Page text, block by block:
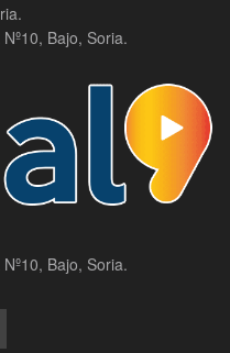
Bajo, Soria.
Bajo, Soria.